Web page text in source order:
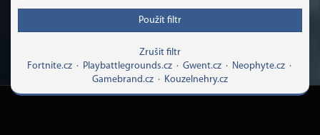
Použít filtr
Zrušit filtr
Fortnite.cz· Playbattlegrounds.cz· Gwent.cz· Neophyte.cz·
Gamebrand.cz · Kouzelnehry.cz